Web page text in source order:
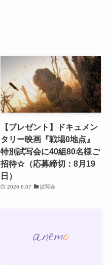
【プレゼント】ドキュメン
タリー映画『戦場0地点』
特別試写会に40組80名様ご
招待☆（応募締切：8月19
日）
2026.8.07 試写会